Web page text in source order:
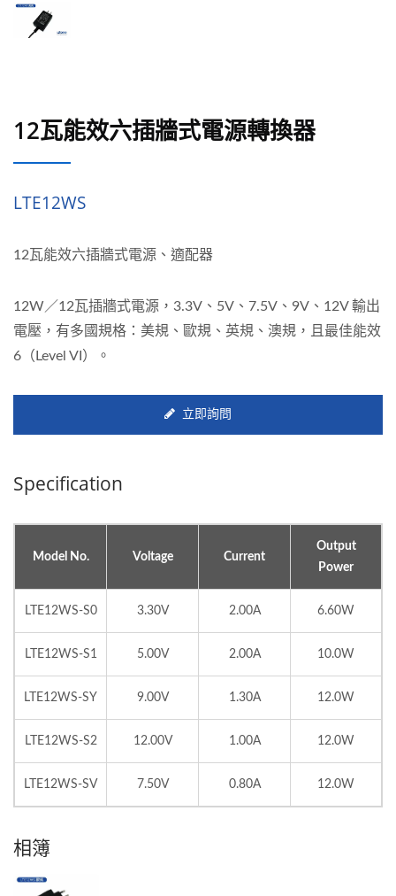
12瓦能效六插牆式電源轉換器
LTE12WS
12瓦能效六插牆式電源、適配器
12W／12瓦插牆式電源，3.3V、5V、7.5V、9V、12V 輸出
電壓，有多國規格：美規、歐規、英規、澳規，且最佳能效
6（Level VI）。
立即詢問
Specification
Model No. Voltage Current
Output
Power
LTE12WS-S0 3.30V 2.00A 6.60W
LTE12WS-S1 5.00V 2.00A 10.0W
LTE12WS-SY 9.00V 1.30A 12.0W
LTE12WS-S2 12.00V 1.00A 12.0W
LTE12WS-SV 7.50V 0.80A 12.0W
相簿